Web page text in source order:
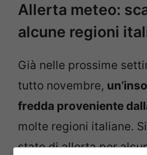
Allerta meteo:
alcune regioni
Già nelle prossime
tutto novembre,
fredda proveniente
molte regioni italiane.
stato di allerta per